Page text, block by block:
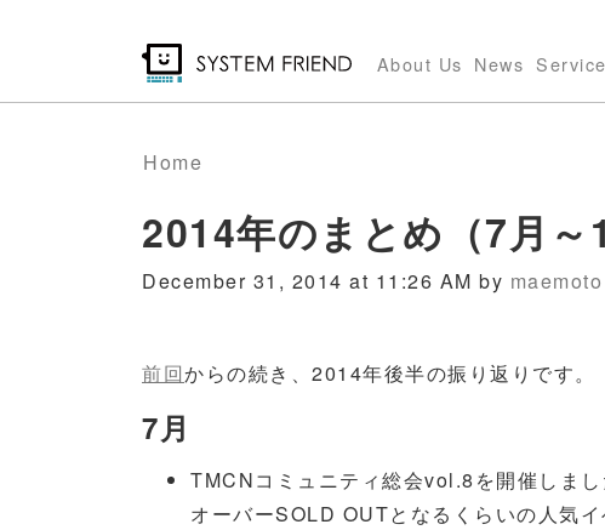
About Us News
Home
2014年のまとめ（7月～
December 31, 2014 at 11:26 AM by maemoto
前回からの続き、2014年後半の振り返りです。
7月
TMCNコミュニティ総会vol.8を開催しま
オーバーSOLD OUTとなるくらいの人気